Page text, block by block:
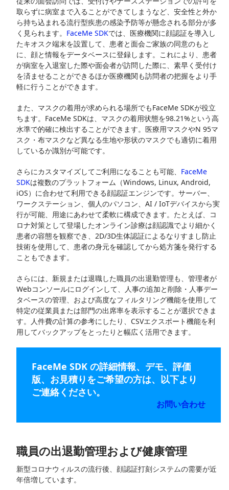
取らずに病室まで入ることができてしまうなど、安全性と外か
ら持ち込まれる流行型疾患の感染予防等が懸念される部分が多
く見られます。 FaceMe SDKでは、医療機関に顔認証を導入し
たキオスク端末を設置して、患者と面会ご家族の同意のもと
に、顔と情報をデータベースに登録します。これにより、患者
が病室を入退室した際や面会者が訪問した際に、素早く受付け
を済ませることができるほか医療機関も訪問者の把握をより手
軽に行うことができます。
また、マスクの着用が求められる場所でもFaceMe SDKが役立
ちます。FaceMe SDKは、マスクの着用状態を98.21%という高
水準で的確に検出することができます。医療用マスクやN 95マ
スク・布マスクなど異なる生地や形状のマスクでも適切に着用
しているか識別が可能です。
さらにカスタマイズしてご利用になることも可能、 FaceMe
SDKは複数のプラットフォーム（Windows, Linux, Android,
iOS）に合わせて利用できる顔認証エンジンです。サーバー、
ワークステーション、個人のパソコン、AI / IoTデバイスから実
行が可能、用途にあわせて柔軟に構成できます。たとえば、コ
ロナ対策として登場したオンライン診療は顔認識でより細かく
患者の容態を観察でき、2D/3D生体認証によるなりすまし防止
技術を使用して、患者の身元を確認してから処方箋を発行する
こともできます。
さらには、新規または退職した職員の出退勤管理も、管理者が
Webコンソールにログインして、人事の追加と削除・人事デー
タベースの管理、および高度なフィルタリング機能を使用して
特定の従業員または部門の出席率を表示することが選択できま
す。人件費の計算の参考にしたり、CSVエクスポート機能を利
用してバックアップをとったりと幅広く活用できます。
FaceMe SDK の詳細情報、デモ、評価
版、お見積りをご希望の方は、以下より
ご連絡ください。
お問い合わせ
職員の出退勤管理および健康管理
新型コロナウィルスの流行後、顔認証打刻システムの需要が近
年倍増しています。